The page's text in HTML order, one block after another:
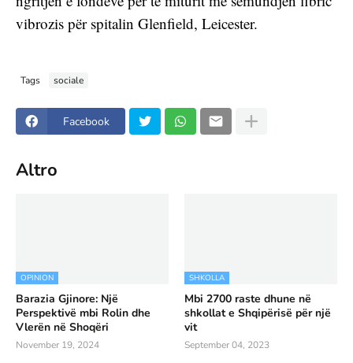
vibrozis për spitalin Glenfield, Leicester.
Tags sociale
Facebook
Altro
OPINION
Barazia Gjinore: Një
Perspektivë mbi Rolin dhe
Vlerën në Shoqëri
November 19, 2024
SHKOLLA
Mbi 2700 raste dhune në
shkollat e Shqipërisë për një
vit
September 04, 2023